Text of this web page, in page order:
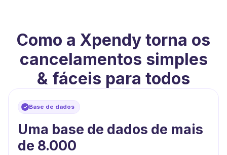
Como a Xpendy torna os
cancelamentos simples
& fáceis para todos
Base de dados
Uma base de dados de mais
de 8.000